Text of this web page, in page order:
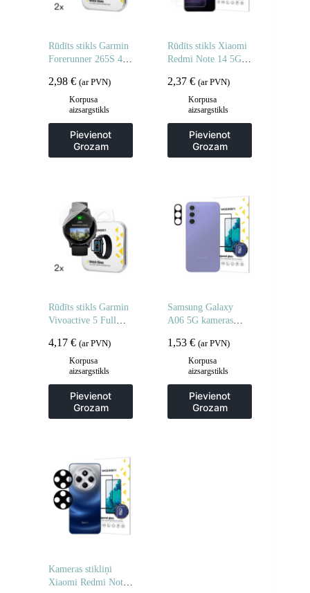
Rūdīts stikls Garmin
Forerunner 265S 46
pulkstenim – 2 gab.
2,98 € (ar PVN)
Korpusa
aizsargstikls
Pievienot
Grozam
Rūdīts stikls Xiaomi
Redmi Note 14 5G /
stiklam – 2 gab.
2,37€ (ar PVN)
Korpusa
aizsargstikls
Pievienot
Grozam
Rūdīts stikls Garmin
Vivoactive 5 Full
gab.
4,17 € (ar PVN)
Korpusa
aizsargstikls
Pievienot
Grozam
Samsung Galaxy
A06 5G kameras
– 2 gab.
1,53€ (ar PVN)
Korpusa
aizsargstikls
Pievienot
Grozam
Kameras stikliņi
Xiaomi Redmi Note